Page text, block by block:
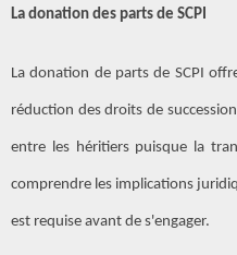
La donation des parts de SCPI
La donation de parts de SCPI
réduction des droits de
entre les héritiers puisque la
comprendre les implications
est requise avant de s'engager.